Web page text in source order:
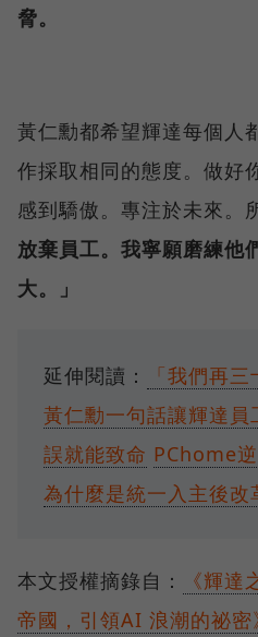
脅。
黃仁勳都希望輝達每個人
作採取相同的態度。做好
感到驕傲。專注於未來。
放棄員工。我寧願磨練他
大。」
延伸閱讀：
「我們再
黃仁勳一句話讓輝達員
誤就能致命 PChome
為什麼是統一入主後改
本文授權摘錄自：
《輝
帝國，引領AI 浪潮的祕密